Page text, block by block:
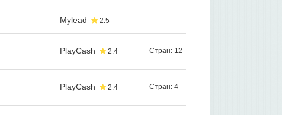
Mylead 2.5
PlayCash 2.4 Стран: 12
PlayCash 2.4 Стран: 4